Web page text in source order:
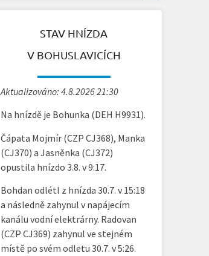
STAV HNÍZDA
V BOHUSLAVICÍCH
Aktualizováno: 4.8.2026 21:30
Na hnízdě je Bohunka (DEH H9931).
Čápata Mojmír (CZP CJ368), Manka
(CJ370) a Jasněnka (CJ372)
opustila hnízdo 3.8. v 9:17.
Bohdan odlétl z hnízda 30.7. v 15:18
a následně zahynul v napájecím
kanálu vodní elektrárny. Radovan
(CZP CJ369) zahynul ve stejném
místě po svém odletu 30.7. v 5:26.